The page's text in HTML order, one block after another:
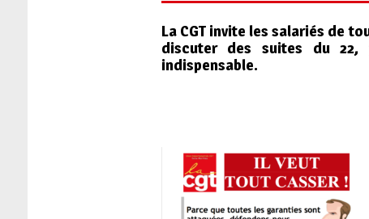
La CGT invite les salariés de
discuter des suites du
indispensable.